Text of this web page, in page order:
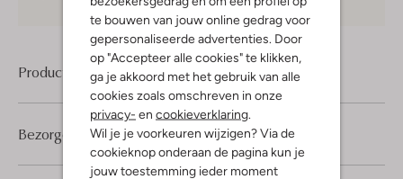
te bouwen van jouw online gedrag voor
gepersonaliseerde advertenties. Door
op "Accepteer alle cookies" te klikken,
ga je akkoord met het gebruik van alle
cookies zoals omschreven in onze
privacy- en cookieverklaring.
Wil je je voorkeuren wijzigen? Via de
cookieknop onderaan de pagina kun je
jouw toestemming ieder moment
Product informatie
Bezorgen & retourneren